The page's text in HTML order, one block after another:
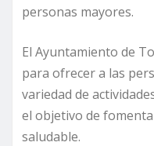
personas mayores.
El Ayuntamiento de
para ofrecer a las
variedad de
el objetivo de
saludable.